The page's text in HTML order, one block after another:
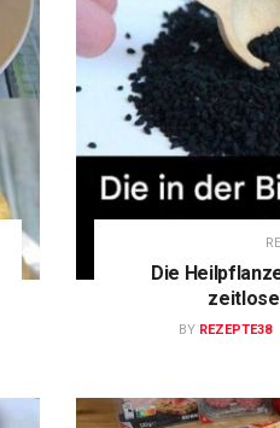
Die
BY REZEPTE38